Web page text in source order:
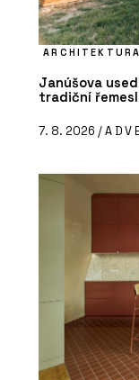
ARCHITEKTURA
Janúšova
tradiční
7. 8. 2026 /